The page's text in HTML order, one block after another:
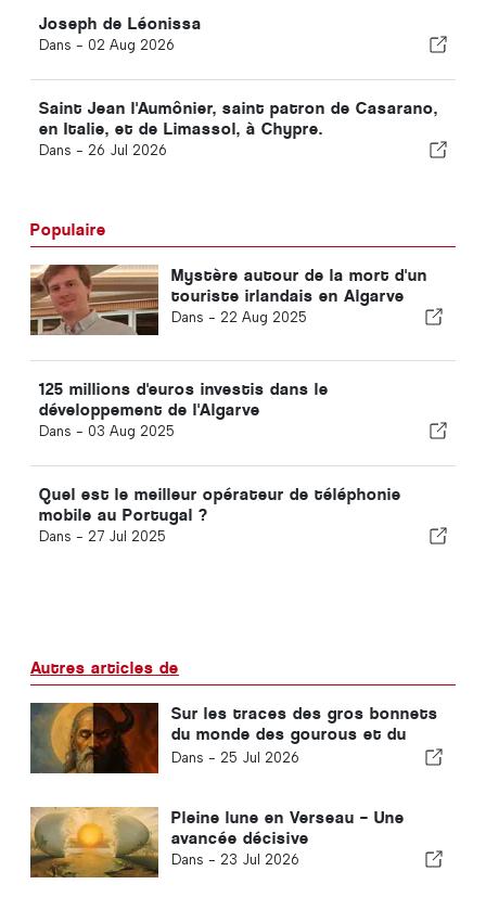
Joseph de Léonissa
Dans - 02 Aug 2026
Saint Jean l'Aumônier, saint patron de Casarano,
en Italie, et de Limassol, à Chypre.
Dans - 26 Jul 2026
Populaire
Mystère autour de la mort d'un
touriste irlandais en Algarve
Dans - 22 Aug 2025
125 millions d'euros investis dans le
développement de l'Algarve
Dans - 03 Aug 2025
Quel est le meilleur opérateur de téléphonie
mobile au Portugal ?
Dans - 27 Jul 2025
Autres articles de
Sur les traces des gros bonnets
du monde des gourous et du
fantasme collectif – 2e partie
Dans - 25 Jul 2026
Pleine lune en Verseau – Une
avancée décisive
Dans - 23 Jul 2026